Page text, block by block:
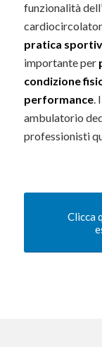
funzionalità
pratica
importante per
condizione
performance.
ambulatorio
professionisti
Clicca